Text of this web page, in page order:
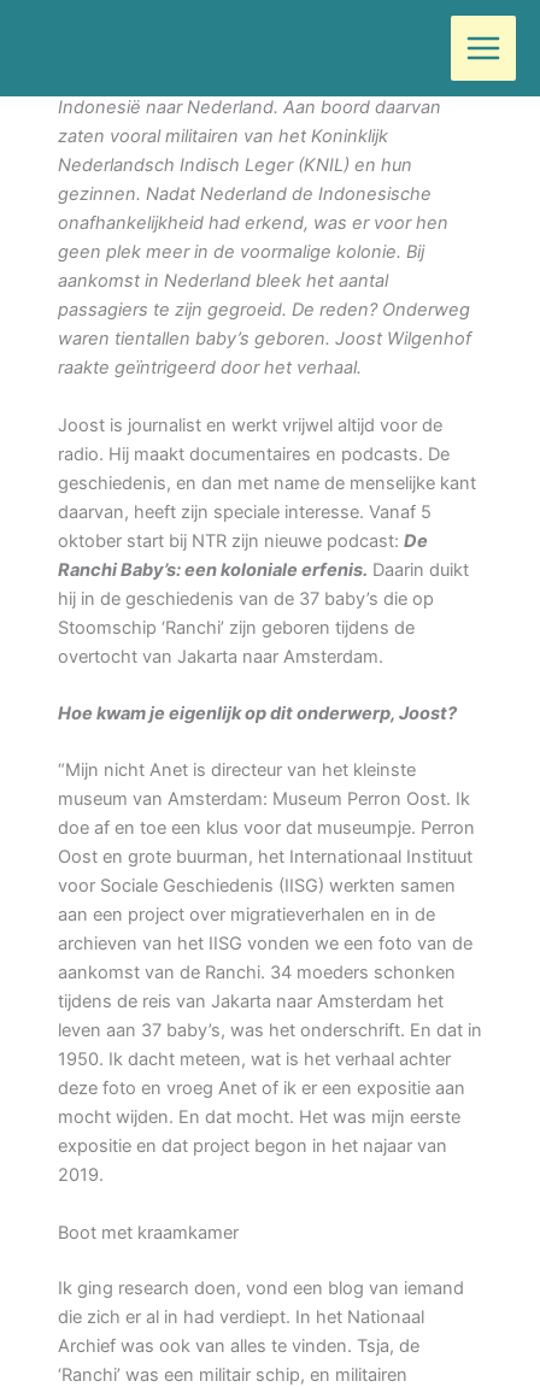
inhoudIndonesië naar Nederland. Aan boord daarvan
zaten vooral militairen van het Koninklijk
Nederlandsch Indisch Leger (KNIL) en hun
gezinnen. Nadat Nederland de Indonesische
onafhankelijkheid had erkend, was er voor hen
geen plek meer in de voormalige kolonie. Bij
aankomst in Nederland bleek het aantal
passagiers te zijn gegroeid. De reden? Onderweg
waren tientallen baby’s geboren. Joost Wilgenhof
raakte geïntrigeerd door het verhaal.
Joost is journalist en werkt vrijwel altijd voor de
radio. Hij maakt documentaires en podcasts. De
geschiedenis, en dan met name de menselijke kant
daarvan, heeft zijn speciale interesse. Vanaf 5
oktober start bij NTR zijn nieuwe podcast: De
Ranchi Baby’s: een koloniale erfenis. Daarin duikt
hij in de geschiedenis van de 37 baby’s die op
Stoomschip ‘Ranchi’ zijn geboren tijdens de
overtocht van Jakarta naar Amsterdam.
Hoe kwam je eigenlijk op dit onderwerp, Joost?
“Mijn nicht Anet is directeur van het kleinste
museum van Amsterdam: Museum Perron Oost. Ik
doe af en toe een klus voor dat museumpje. Perron
Oost en grote buurman, het Internationaal Instituut
voor Sociale Geschiedenis (IISG) werkten samen
aan een project over migratieverhalen en in de
archieven van het IISG vonden we een foto van de
aankomst van de Ranchi. 34 moeders schonken
tijdens de reis van Jakarta naar Amsterdam het
leven aan 37 baby’s, was het onderschrift. En dat in
1950. Ik dacht meteen, wat is het verhaal achter
deze foto en vroeg Anet of ik er een expositie aan
mocht wijden. En dat mocht. Het was mijn eerste
expositie en dat project begon in het najaar van
2019.
Boot met kraamkamer
Ik ging research doen, vond een blog van iemand
die zich er al in had verdiept. In het Nationaal
Archief was ook van alles te vinden. Tsja, de
‘Ranchi’ was een militair schip, en militairen